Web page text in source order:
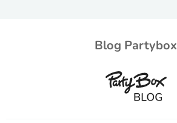
Blog Partybox